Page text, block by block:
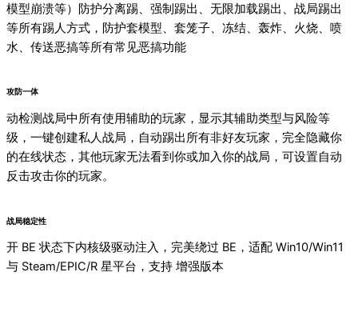
模型崩溃等）防护分离踢、强制踢出、无限加载踢出、战局踢出
等所有踢人方式，防护套模型、套笼子、冻结、轰炸、火烧、喷
水、传送恶搞等所有常见恶搞功能
攻防一体
动检测战局中所有使用辅助的玩家，显示其辅助类型与风险等
级，一键创建私人战局，自动踢出所有非好友玩家，完全隐藏你
的在线状态，其他玩家无法看到你或加入你的战局，可设置自动
反击攻击你的玩家。
战局稳定性
开 BE 状态下内核级驱动注入，完美绕过 BE，适配 Win10/Win11
与 Steam/EPIC/R 星平台，支持 增强版本